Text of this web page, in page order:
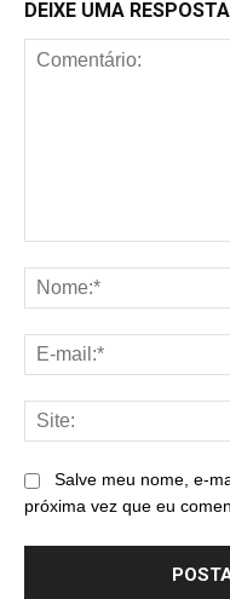
DEIXE UMA RESPOSTA
Salve meu nome, e-
próxima vez que eu